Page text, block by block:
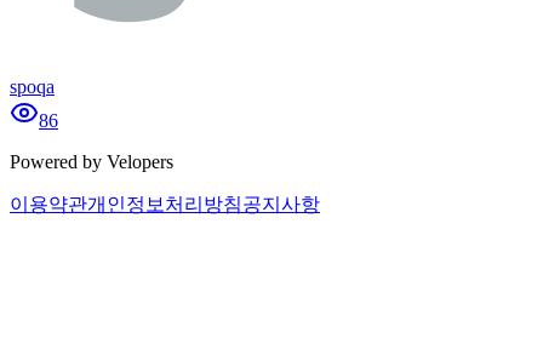
spoqa
86
Powered by Velopers
이용약관개인정보처리방침공지사항